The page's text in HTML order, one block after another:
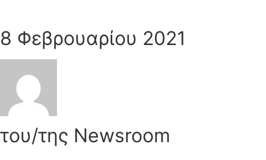
8 Φεβρουαρίου 2021
του/της Newsroom